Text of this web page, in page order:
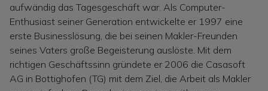
aufwändig das Tagesgeschäft war. Als Computer-
Enthusiast seiner Generation entwickelte er 1997 eine
erste Businesslösung, die bei seinen Makler-Freunden
seines Vaters große Begeisterung auslöste. Mit dem
richtigen Geschäftssinn gründete er 2006 die Casasoft
AG in Bottighofen (TG) mit dem Ziel, die Arbeit als Makler